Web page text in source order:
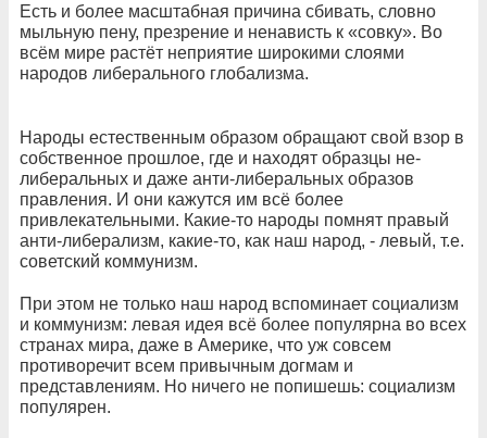
Есть и более масштабная причина сбивать, словно
мыльную пену, презрение и ненависть к «совку». Во
всём мире растёт неприятие широкими слоями
народов либерального глобализма.
Народы естественным образом обращают свой взор в
собственное прошлое, где и находят образцы не-
либеральных и даже анти-либеральных образов
правления. И они кажутся им всё более
привлекательными. Какие-то народы помнят правый
анти-либерализм, какие-то, как наш народ, - левый, т.е.
советский коммунизм.
При этом не только наш народ вспоминает социализм
и коммунизм: левая идея всё более популярна во всех
странах мира, даже в Америке, что уж совсем
противоречит всем привычным догмам и
представлениям. Но ничего не попишешь: социализм
популярен.